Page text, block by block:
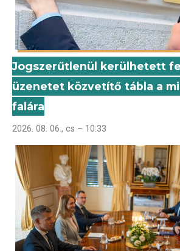
Jogszerűtlenül kerülhetett
üzenetet közvetítő tábla a
falára
2026. 08. 06., cs – 10:33